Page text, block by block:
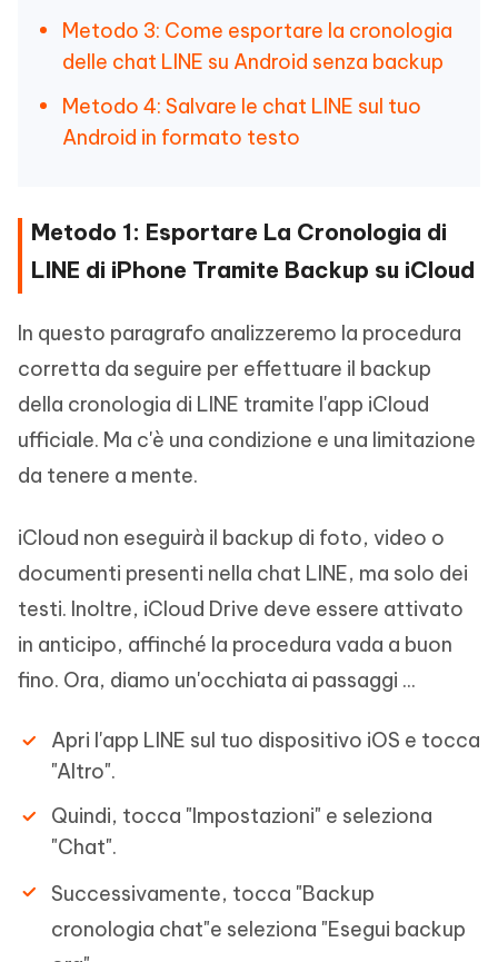
Metodo 3: Come esportare la cronologia
delle chat LINE su Android senza backup
Metodo 4: Salvare le chat LINE sul tuo
Android in formato testo
Metodo 1: Esportare La Cronologia di
LINE di iPhone Tramite Backup su iCloud
In questo paragrafo analizzeremo la procedura
corretta da seguire per effettuare il backup
della cronologia di LINE tramite l'app iCloud
ufficiale. Ma c'è una condizione e una limitazione
da tenere a mente.
iCloud non eseguirà il backup di foto, video o
documenti presenti nella chat LINE, ma solo dei
testi. Inoltre, iCloud Drive deve essere attivato
in anticipo, affinché la procedura vada a buon
fino. Ora, diamo un'occhiata ai passaggi ...
Apri l'app LINE sul tuo dispositivo iOS e tocca
"Altro".
Quindi, tocca "Impostazioni" e seleziona
"Chat".
Successivamente, tocca "Backup
cronologia chat"e seleziona "Esegui backup